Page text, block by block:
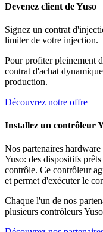
Devenez client de Yuso
Signez un contrat
limiter de votre injection.
Pour profiter pleinement
contrat d'achat
production.
Découvrez notre offre
Installez un contrôleur
Nos partenaires
Yuso: des dispositifs
contrôle. Ce contrôleur
et permet d'exécuter le
Chaque l'un de nos
plusieurs contrôleurs